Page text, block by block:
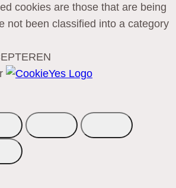
cookies are those that are being
not been classified into a category